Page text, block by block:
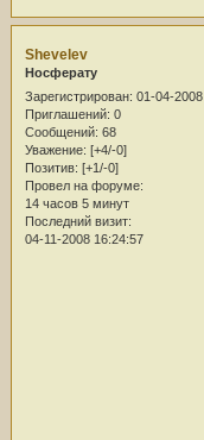
Shevelev
Носферату
Зарегистрирован: 01-04-2008
Приглашений: 0
Сообщений: 68
Уважение: [+4/-0]
Позитив: [+1/-0]
Провел на форуме:
14 часов 5 минут
Последний визит:
04-11-2008 16:24:57